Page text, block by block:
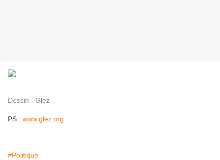
Dessin - Glez
PS : www.glez.org
#Politique